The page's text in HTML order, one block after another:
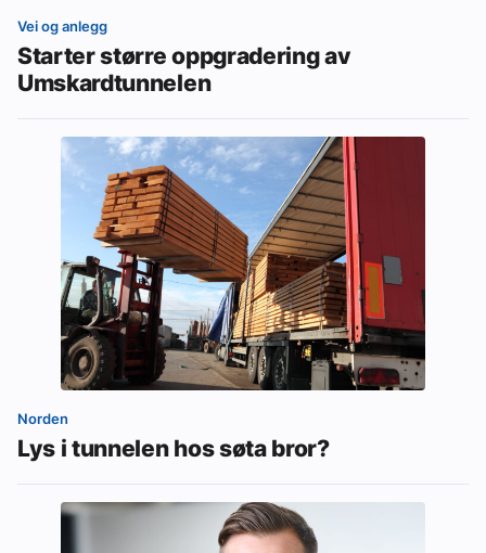
Vei og anlegg
Starter større oppgradering av
Umskardtunnelen
Norden
Lys i tunnelen hos søta bror?